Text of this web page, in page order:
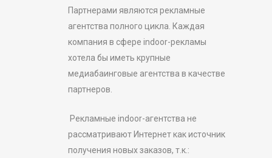
Партнерами являются рекламные
агентства полного цикла. Каждая
компания в сфере indoor-рекламы
хотела бы иметь крупные
медиабаинговые агентства в качестве
партнеров.
Рекламные indoor-агентства не
рассматривают Интернет как источник
получения новых заказов, т.к.: